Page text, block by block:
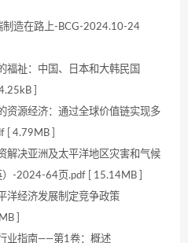
造在路上-BCG-2024.10-24
祉：中国、日本和大韩民国
]
源经济：通过全球价值链实现多
4.79MB ]
决亚洲及太平洋地区灾害和气候
-2024-64页.pdf [ 15.14MB ]
经济发展制定竞争政策
]
业指南——第1卷：概述